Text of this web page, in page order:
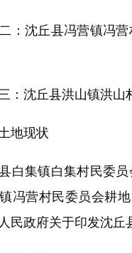
沈丘县冯营镇冯营
沈丘县洪山镇洪山村
现状
集镇白集村民委员会
冯营村民委员会耕
人民政府关于印发沈